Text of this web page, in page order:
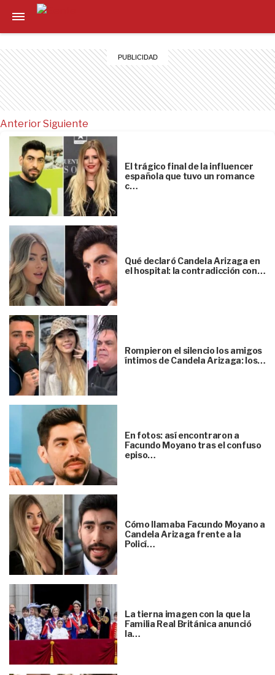
Anterior
El trágico final de la influencer
española que tuvo un romance
c…
Qué declaró Candela Arizaga en
el hospital: la contradicción con…
Rompieron el silencio los amigos
íntimos de Candela Arizaga: los…
En fotos: así encontraron a
Facundo Moyano tras el confuso
episo…
Cómo llamaba Facundo Moyano a
Candela Arizaga frente a la
Policí…
La tierna imagen con la que la
Familia Real Británica anunció
la…
Siguiente